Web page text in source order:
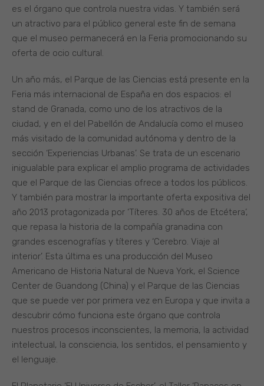
es el órgano que controla nuestra vidas. Y también será
un atractivo para el público general este fin de semana
que el museo permanecerá en la Feria promocionando su
oferta de ocio cultural.
Un año más, el Parque de las Ciencias está presente en la
Feria más internacional de España en dos espacios: el
stand de Granada, como uno de los atractivos de la
ciudad, y en el del Pabellón de Andalucía como el museo
más visitado de la comunidad autónoma y dentro de la
sección ‘Experiencias Urbanas’. Se trata de un escenario
inigualable para explicar el amplio programa de actividades
que el Parque de las Ciencias ofrece a todos los públicos.
Y también para mostrar la importante oferta expositiva del
año 2013 protagonizada por ‘Títeres. 30 años de Etcétera’,
que repasa la historia de la compañía granadina con
grandes escenografías y títeres y ‘Cerebro. Viaje al
interior’. Esta última es una producción del Museo
Americano de Historia Natural de Nueva York, el Science
Center de Guandong (China) y el Parque de las Ciencias
que se puede ver por primera vez en Europa y que invita a
descubrir cómo funciona este órgano que controla
nuestros procesos inconscientes, la memoria, la actividad
intelectual, la consciencia, los sentidos, el pensamiento y
el lenguaje.